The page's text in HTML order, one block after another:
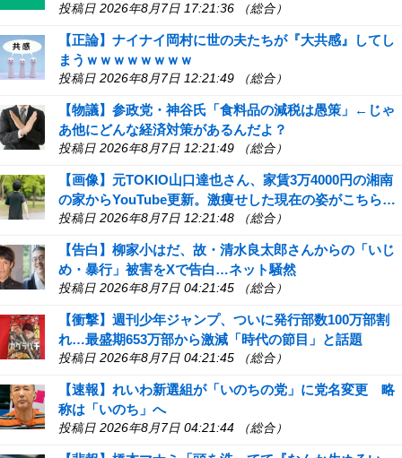
投稿日 2026年8月7日 17:21:36 （総合）
【正論】ナイナイ岡村に世の夫たちが『大共感』してし
まうｗｗｗｗｗｗｗｗ
投稿日 2026年8月7日 12:21:49 （総合）
【物議】参政党・神谷氏「食料品の減税は愚策」←じゃ
あ他にどんな経済対策があるんだよ？
投稿日 2026年8月7日 12:21:49 （総合）
【画像】元TOKIO山口達也さん、家賃3万4000円の湘南
の家からYouTube更新。激痩せした現在の姿がこちら…
投稿日 2026年8月7日 12:21:48 （総合）
【告白】柳家小はだ、故・清水良太郎さんからの「いじ
め・暴行」被害をXで告白…ネット騒然
投稿日 2026年8月7日 04:21:45 （総合）
【衝撃】週刊少年ジャンプ、ついに発行部数100万部割
れ…最盛期653万部から激減「時代の節目」と話題
投稿日 2026年8月7日 04:21:45 （総合）
【速報】れいわ新選組が「いのちの党」に党名変更 略
称は「いのち」へ
投稿日 2026年8月7日 04:21:44 （総合）